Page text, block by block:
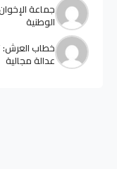
جماعة
الوطنية
خطاب العرش:
عدالة مجالية